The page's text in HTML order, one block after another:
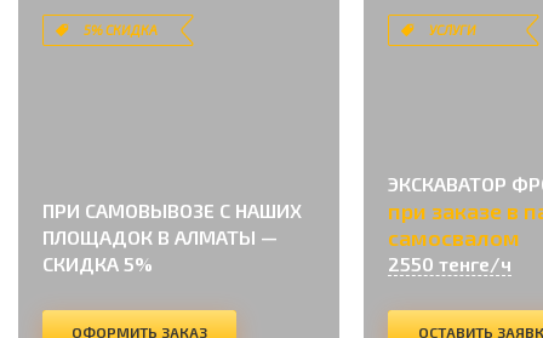
5% СКИДКА
ПРИ САМОВЫВОЗЕ С НАШИХ
ПЛОЩАДОК В АЛМАТЫ —
СКИДКА 5%
ОФОРМИТЬ ЗАКАЗ
УСЛУГИ
ЭКСКАВАТОР
при заказе в
самосвалом
2550 тенге/ч
ОСТАВИТЬ